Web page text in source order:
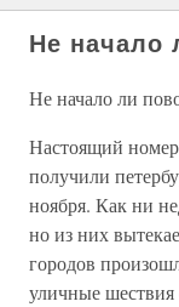
Не начало
Не начало ли
Настоящий
получили
ноября. Как ни
но из них
городов
уличные шествия